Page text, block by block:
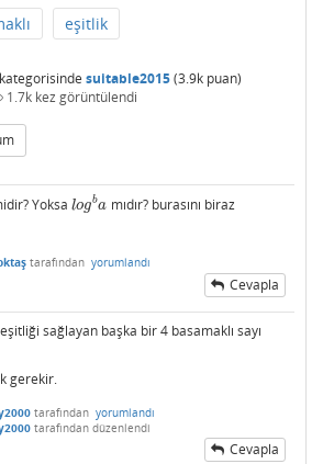
eşitlik
kategorisinde suitable2015(3.9k puan)
1.7k kez görüntülendi
Yoksa logba
logba mıdır? burasını biraz
tarafından yorumlandı
Cevapla
sağlayan başka bir 4 basamaklı sayı
gerekir.
tarafından yorumlandı
tarafından düzenlendi
Cevapla